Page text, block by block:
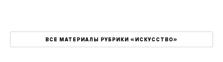
ВСЕ МАТЕРИАЛЫ РУБРИКИ «ИСКУССТВО»